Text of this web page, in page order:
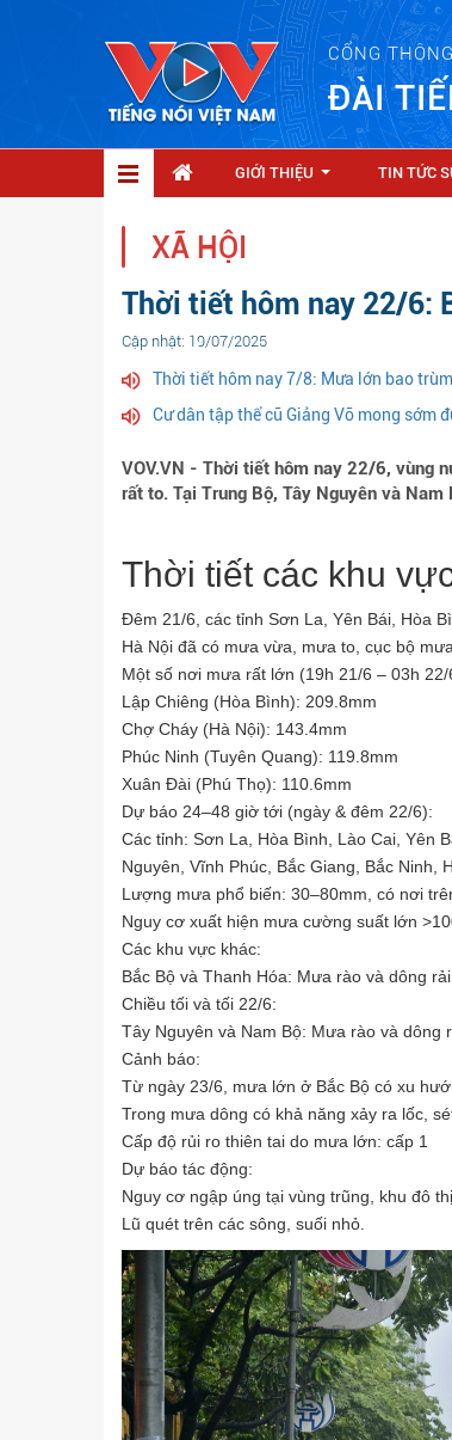
CỔNG
ĐÀI
GIỚI THIỆU TIN TỨC
XÃ HỘI
Thời tiết hôm nay 22/6:
Cập nhật: 19/07/2025
Thời tiết hôm nay 7/8: Mưa lớn bao
Cư dân tập thể cũ Giảng Võ mong sớm
VOV.VN - Thời tiết hôm nay 22/6, vùng
rất to. Tại Trung Bộ, Tây Nguyên và
Thời tiết các khu
Đêm 21/6, các tỉnh Sơn La, Yên Bái, Hòa
Hà Nội đã có mưa vừa, mưa to, cục bộ
Một số nơi mưa rất lớn (19h 21/6 – 03h 22/
Lập Chiêng (Hòa Bình): 209.8mm
Chợ Cháy (Hà Nội): 143.4mm
Phúc Ninh (Tuyên Quang): 119.8mm
Xuân Đài (Phú Thọ): 110.6mm
Dự báo 24–48 giờ tới (ngày & đêm 22/6):
Các tỉnh: Sơn La, Hòa Bình, Lào Cai, Yên
Nguyên, Vĩnh Phúc, Bắc Giang, Bắc Ninh,
Lượng mưa phổ biến: 30–80mm, có nơi
Nguy cơ xuất hiện mưa cường suất lớn
Các khu vực khác:
Bắc Bộ và Thanh Hóa: Mưa rào và dông
Chiều tối và tối 22/6:
Tây Nguyên và Nam Bộ: Mưa rào và dông
Cảnh báo:
Từ ngày 23/6, mưa lớn ở Bắc Bộ có xu
Trong mưa dông có khả năng xảy ra lốc,
Cấp độ rủi ro thiên tai do mưa lớn: cấp 1
Dự báo tác động:
Nguy cơ ngập úng tại vùng trũng, khu đô
Lũ quét trên các sông, suối nhỏ.